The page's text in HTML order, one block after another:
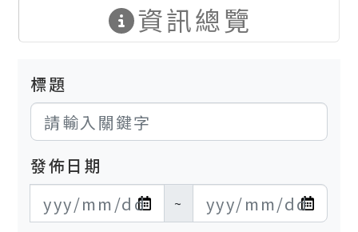
資訊總覽
標題
發佈日期
發布日期開始
~
發布日期結束